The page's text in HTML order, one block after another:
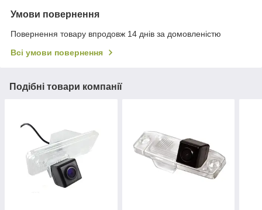
Умови повернення
Повернення товару впродовж 14 днів за домовленістю
Всі умови повернення
Подібні товари компанії